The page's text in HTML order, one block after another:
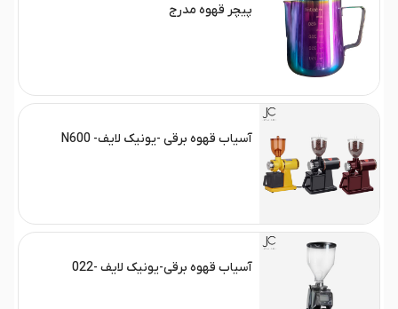
پیچر قهوه مدرج
آسیاب قهوه برقی -یونیک لایف- N600
آسیاب قهوه برقی-یونیک لایف -022